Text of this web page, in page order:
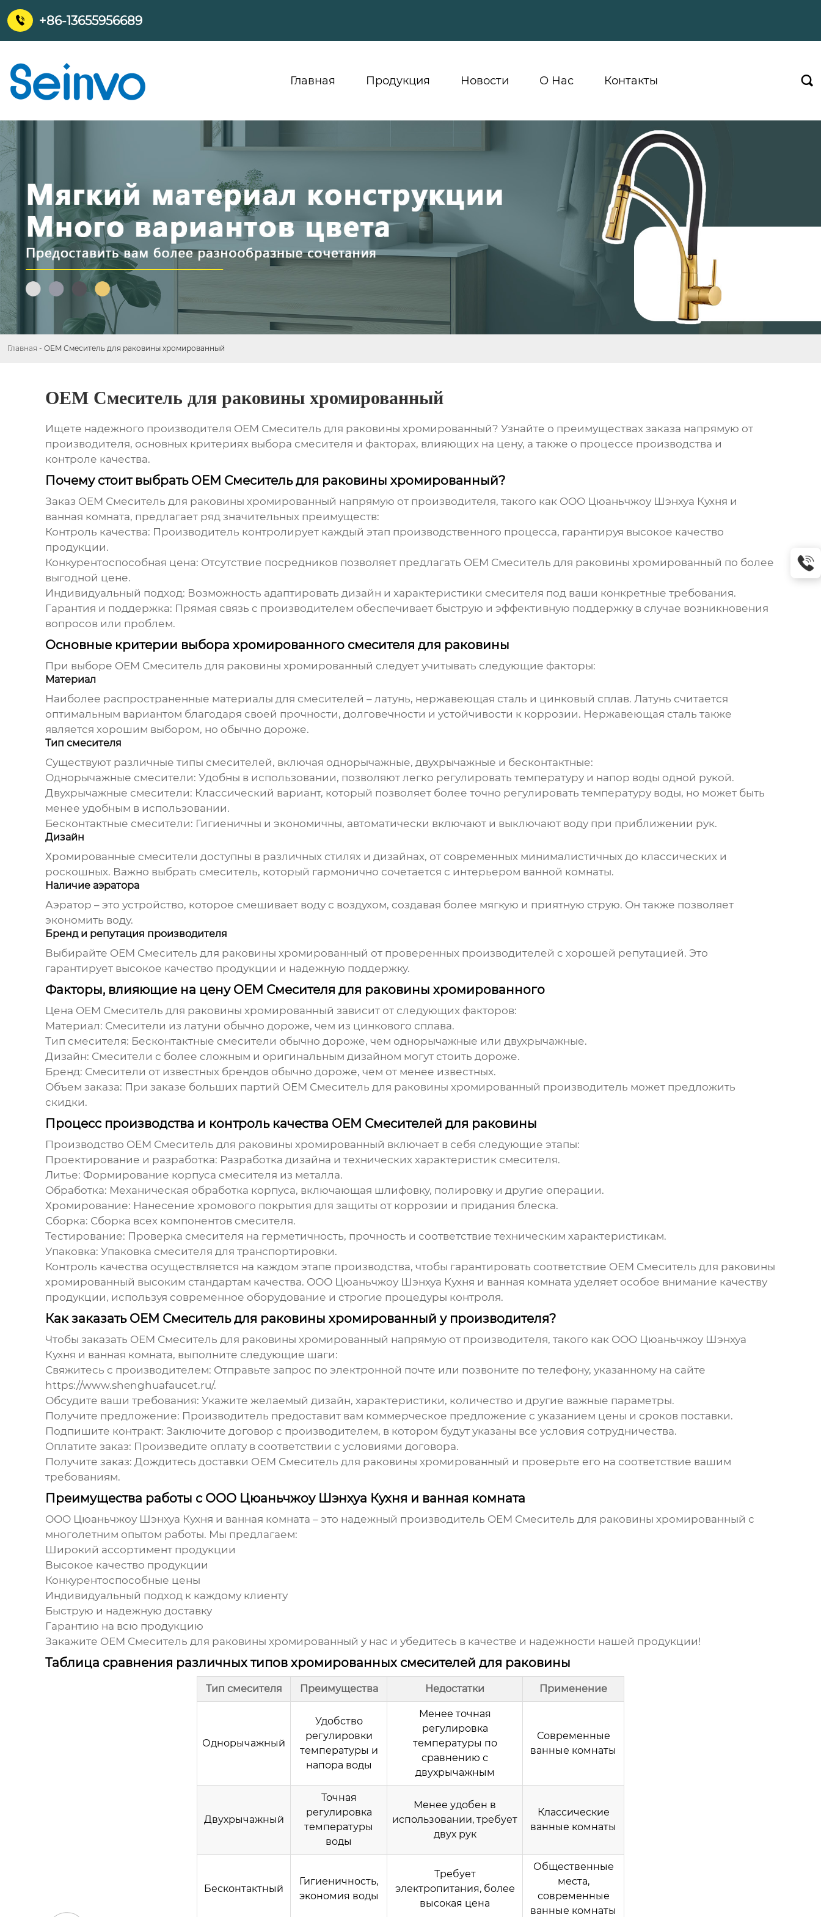
 +86-13655956689
Главная Продукция Новости О Hас Контакты 
Главная - OEM Смеситель для раковины хромированный
OEM Смеситель для раковины хромированный
Ищете надежного производителя OEM Смеситель для раковины хромированный? Узнайте о преимуществах заказа напрямую от
производителя, основных критериях выбора смесителя и факторах, влияющих на цену, а также о процессе производства и
контроле качества.
Почему стоит выбрать OEM Смеситель для раковины хромированный?
Заказ OEM Смеситель для раковины хромированный напрямую от производителя, такого как ООО Цюаньчжоу Шэнхуа Кухня и
ванная комната, предлагает ряд значительных преимуществ:
Контроль качества: Производитель контролирует каждый этап производственного процесса, гарантируя высокое качество
продукции.
Конкурентоспособная цена: Отсутствие посредников позволяет предлагать OEM Смеситель для раковины хромированный по более
выгодной цене.
Индивидуальный подход: Возможность адаптировать дизайн и характеристики смесителя под ваши конкретные требования.
Гарантия и поддержка: Прямая связь с производителем обеспечивает быструю и эффективную поддержку в случае возникновения
вопросов или проблем.
Основные критерии выбора хромированного смесителя для раковины
При выборе OEM Смеситель для раковины хромированный следует учитывать следующие факторы:
Материал
Наиболее распространенные материалы для смесителей – латунь, нержавеющая сталь и цинковый сплав. Латунь считается
оптимальным вариантом благодаря своей прочности, долговечности и устойчивости к коррозии. Нержавеющая сталь также
является хорошим выбором, но обычно дороже.
Тип смесителя
Существуют различные типы смесителей, включая однорычажные, двухрычажные и бесконтактные:
Однорычажные смесители: Удобны в использовании, позволяют легко регулировать температуру и напор воды одной рукой.
Двухрычажные смесители: Классический вариант, который позволяет более точно регулировать температуру воды, но может быть
менее удобным в использовании.
Бесконтактные смесители: Гигиеничны и экономичны, автоматически включают и выключают воду при приближении рук.
Дизайн
Хромированные смесители доступны в различных стилях и дизайнах, от современных минималистичных до классических и
роскошных. Важно выбрать смеситель, который гармонично сочетается с интерьером ванной комнаты.
Наличие аэратора
Аэратор – это устройство, которое смешивает воду с воздухом, создавая более мягкую и приятную струю. Он также позволяет
экономить воду.
Бренд и репутация производителя
Выбирайте OEM Смеситель для раковины хромированный от проверенных производителей с хорошей репутацией. Это
гарантирует высокое качество продукции и надежную поддержку.
Факторы, влияющие на цену OEM Смесителя для раковины хромированного
Цена OEM Смеситель для раковины хромированный зависит от следующих факторов:
Материал: Смесители из латуни обычно дороже, чем из цинкового сплава.
Тип смесителя: Бесконтактные смесители обычно дороже, чем однорычажные или двухрычажные.
Дизайн: Смесители с более сложным и оригинальным дизайном могут стоить дороже.
Бренд: Смесители от известных брендов обычно дороже, чем от менее известных.
Объем заказа: При заказе больших партий OEM Смеситель для раковины хромированный производитель может предложить
скидки.
Процесс производства и контроль качества OEM Смесителей для раковины
Производство OEM Смеситель для раковины хромированный включает в себя следующие этапы:
Проектирование и разработка: Разработка дизайна и технических характеристик смесителя.
Литье: Формирование корпуса смесителя из металла.
Обработка: Механическая обработка корпуса, включающая шлифовку, полировку и другие операции.
Хромирование: Нанесение хромового покрытия для защиты от коррозии и придания блеска.
Сборка: Сборка всех компонентов смесителя.
Тестирование: Проверка смесителя на герметичность, прочность и соответствие техническим характеристикам.
Упаковка: Упаковка смесителя для транспортировки.
Контроль качества осуществляется на каждом этапе производства, чтобы гарантировать соответствие OEM Смеситель для раковины
хромированный высоким стандартам качества. ООО Цюаньчжоу Шэнхуа Кухня и ванная комната уделяет особое внимание качеству
продукции, используя современное оборудование и строгие процедуры контроля.
Как заказать OEM Смеситель для раковины хромированный у производителя?
Чтобы заказать OEM Смеситель для раковины хромированный напрямую от производителя, такого как ООО Цюаньчжоу Шэнхуа
Кухня и ванная комната, выполните следующие шаги:
Свяжитесь с производителем: Отправьте запрос по электронной почте или позвоните по телефону, указанному на сайте
https://www.shenghuafaucet.ru/.
Обсудите ваши требования: Укажите желаемый дизайн, характеристики, количество и другие важные параметры.
Получите предложение: Производитель предоставит вам коммерческое предложение с указанием цены и сроков поставки.
Подпишите контракт: Заключите договор с производителем, в котором будут указаны все условия сотрудничества.
Оплатите заказ: Произведите оплату в соответствии с условиями договора.
Получите заказ: Дождитесь доставки OEM Смеситель для раковины хромированный и проверьте его на соответствие вашим
требованиям.
Преимущества работы с ООО Цюаньчжоу Шэнхуа Кухня и ванная комната
ООО Цюаньчжоу Шэнхуа Кухня и ванная комната – это надежный производитель OEM Смеситель для раковины хромированный с
многолетним опытом работы. Мы предлагаем:
Широкий ассортимент продукции
Высокое качество продукции
Конкурентоспособные цены
Индивидуальный подход к каждому клиенту
Быструю и надежную доставку
Гарантию на всю продукцию
Закажите OEM Смеситель для раковины хромированный у нас и убедитесь в качестве и надежности нашей продукции!
Таблица сравнения различных типов хромированных смесителей для раковины
Тип смесителя Преимущества Недостатки Применение
Однорычажный
Удобство
регулировки
температуры и
напора воды
Менее точная
регулировка
температуры по
сравнению с
двухрычажным
Современные
ванные комнаты
Двухрычажный
Точная
регулировка
температуры
воды
Менее удобен в
использовании, требует
двух рук
Классические
ванные комнаты
Бесконтактный
Гигиеничность,
экономия воды
Требует
электропитания, более
высокая цена
Общественные
места,
современные
ванные комнаты